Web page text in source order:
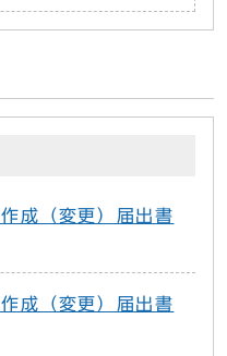
成（変更）届出書
成（変更）届出書